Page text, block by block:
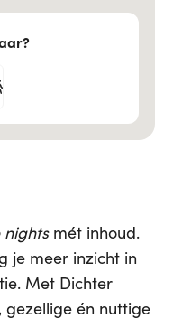
mét inhoud.
je meer inzicht in
Met Dichter
gezellige én nuttige